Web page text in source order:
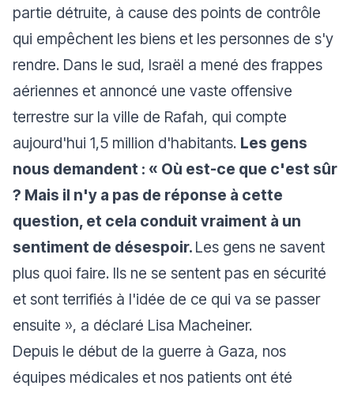
partie détruite, à cause des points de contrôle
qui empêchent les biens et les personnes de s'y
rendre. Dans le sud, Israël a mené des frappes
aériennes et annoncé une vaste offensive
terrestre sur la ville de Rafah, qui compte
aujourd'hui 1,5 million d'habitants. Les gens
nous demandent : « Où est-ce que c'est sûr
? Mais il n'y a pas de réponse à cette
question, et cela conduit vraiment à un
sentiment de désespoir. Les gens ne savent
plus quoi faire. Ils ne se sentent pas en sécurité
et sont terrifiés à l'idée de ce qui va se passer
ensuite », a déclaré Lisa Macheiner.
Depuis le début de la guerre à Gaza, nos
équipes médicales et nos patients ont été